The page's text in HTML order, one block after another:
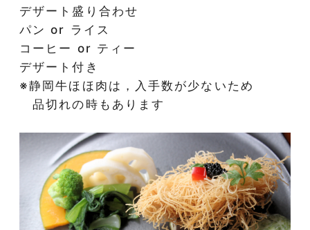
デザート盛り合わせ
パン or ライス
コーヒー or ティー
デザート付き
※静岡牛ほほ肉は，入手数が少ないため
品切れの時もあります